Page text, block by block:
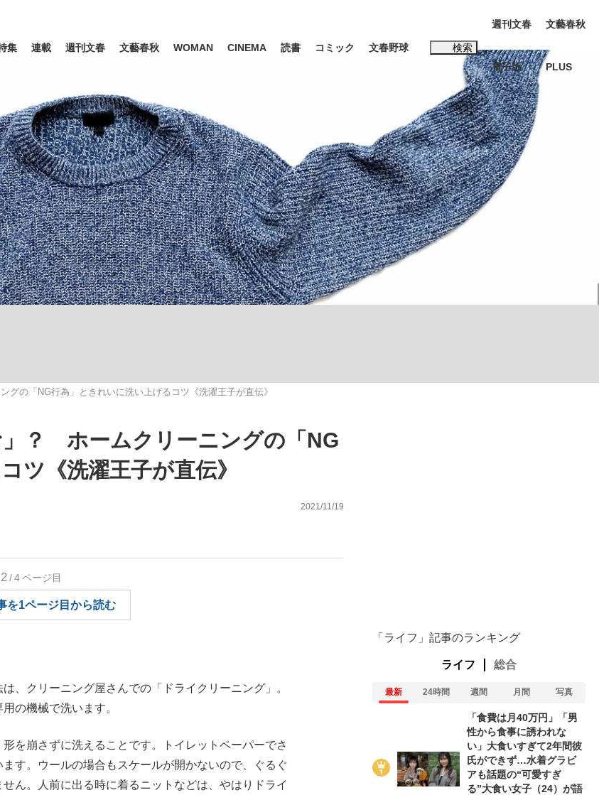
日本代表監督に... 「最悪の空気のまま解散」WBC日本代表“敗戦”の真実 選手が明かす...
言した“NPB聞... 「クマが悪者扱いされているのが悲しい」『北の国から』倉本聰氏（91...
代表・森保一監督...
集
観る将棋、読む将棋
連載 週刊文春 文藝春秋 WOMAN CINEMA 読書 コミック 文春野球 検索
タグ一覧
#高市早苗 #後藤真希 #森岡毅 #城彰二 #内田有紀
#松田聖子
週刊文春
電子版
文藝春秋
PLUS
の「NG行為」ときれいに洗い上げるコツ《洗濯王子が直伝》
？ ホームクリーニングの「NG
ツ《洗濯王子が直伝》
2021/11/19
2/4ページ目
を1ページ目から読む
、クリーニング屋さんでの「ドライクリーニング」。
の機械で洗います。
を崩さずに洗えることです。トイレットペーパーでさ
す。ウールの場合もスケールが開かないので、ぐるぐ
ん。人前に出る時に着るニットなどは、やはりドライ
「ライフ」記事のランキング
ライフ 総合
最新 24時間 週間 月間 写真
「食費は月40万円」「男
性から食事に誘われな
い」大食いすぎて2年間彼
氏ができず…水着グラビ
アも話題の“可愛すぎ
る”大食い女子（24）が語